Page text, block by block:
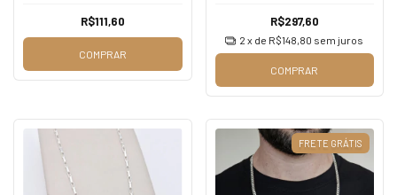
R$111,60
COMPRAR
R$297,60
2 x de R$148,80 sem juros
COMPRAR
FRETE GRÁTIS